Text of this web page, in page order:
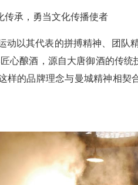
承，勇当文化传播使者
以其代表的拼搏精神、团队精
心酿酒，源自大唐御酒的传
样的品牌理念与曼城精神相